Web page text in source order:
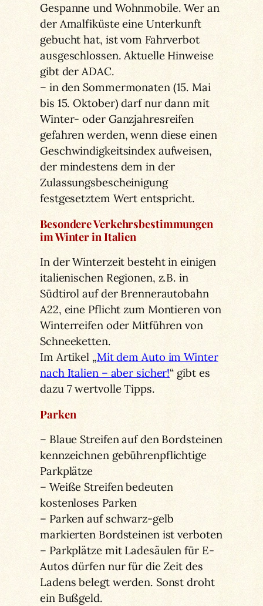
Gespanne und Wohnmobile. Wer an
der Amalfiküste eine Unterkunft
gebucht hat, ist vom Fahrverbot
ausgeschlossen. Aktuelle Hinweise
gibt der ADAC.
– in den Sommermonaten (15. Mai
bis 15. Oktober) darf nur dann mit
Winter- oder Ganzjahresreifen
gefahren werden, wenn diese einen
Geschwindigkeitsindex aufweisen,
der mindestens dem in der
Zulassungsbescheinigung
festgesetztem Wert entspricht.
Besondere Verkehrsbestimmungen
im Winter in Italien
In der Winterzeit besteht in einigen
italienischen Regionen, z.B. in
Südtirol auf der Brennerautobahn
A22, eine Pflicht zum Montieren von
Winterreifen oder Mitführen von
Schneeketten.
Im Artikel „Mit dem Auto im Winter
nach Italien – aber sicher!“ gibt es
dazu 7 wertvolle Tipps.
Parken
– Blaue Streifen auf den Bordsteinen
kennzeichnen gebührenpflichtige
Parkplätze
– Weiße Streifen bedeuten
kostenloses Parken
– Parken auf schwarz-gelb
markierten Bordsteinen ist verboten
– Parkplätze mit Ladesäulen für E-
Autos dürfen nur für die Zeit des
Ladens belegt werden. Sonst droht
ein Bußgeld.